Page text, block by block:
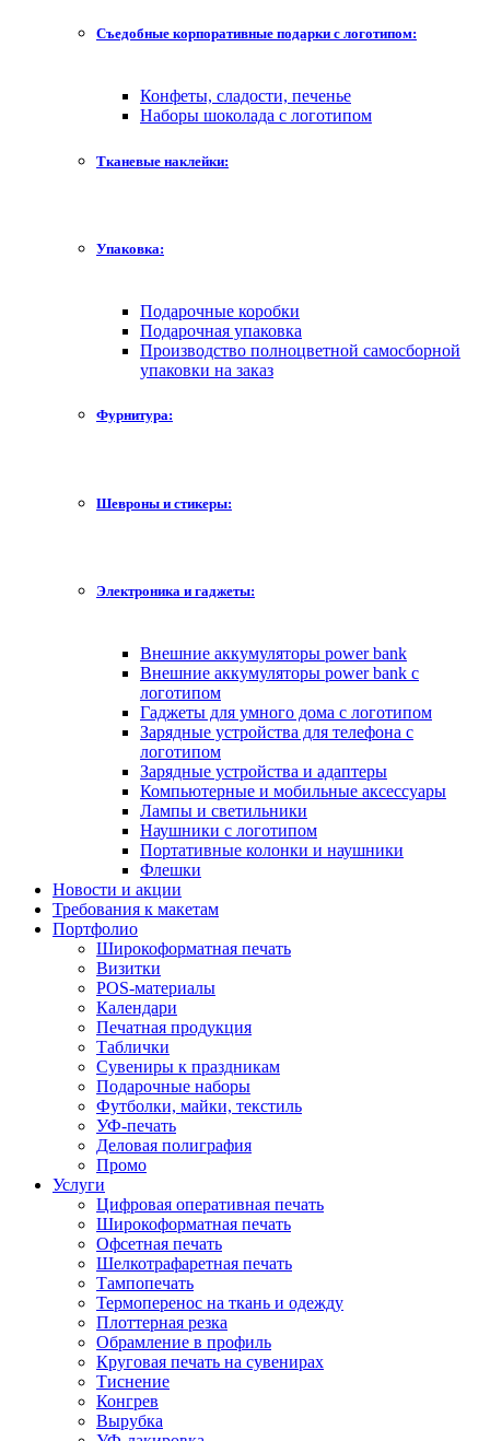
Съедобные корпоративные подарки с логотипом:
Конфеты, сладости, печенье
Наборы шоколада с логотипом
Тканевые наклейки:
Упаковка:
Подарочные коробки
Подарочная упаковка
Производство полноцветной самосборной
упаковки на заказ
Фурнитура:
Шевроны и стикеры:
Электроника и гаджеты:
Внешние аккумуляторы power bank
Внешние аккумуляторы power bank с
логотипом
Гаджеты для умного дома с логотипом
Зарядные устройства для телефона с
логотипом
Зарядные устройства и адаптеры
Компьютерные и мобильные аксессуары
Лампы и светильники
Наушники с логотипом
Портативные колонки и наушники
Флешки
Новости и акции
Требования к макетам
Портфолио
Широкоформатная печать
Визитки
POS-материалы
Календари
Печатная продукция
Таблички
Сувениры к праздникам
Подарочные наборы
Футболки, майки, текстиль
УФ-печать
Деловая полиграфия
Промо
Услуги
Цифровая оперативная печать
Широкоформатная печать
Офсетная печать
Шелкотрафаретная печать
Тампопечать
Термоперенос на ткань и одежду
Плоттерная резка
Обрамление в профиль
Круговая печать на сувенирах
Тиснение
Конгрев
Вырубка